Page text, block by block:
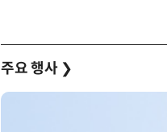
주요 행사 ❯